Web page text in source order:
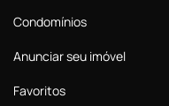
Condomínios
Anunciar seu imóvel
Favoritos